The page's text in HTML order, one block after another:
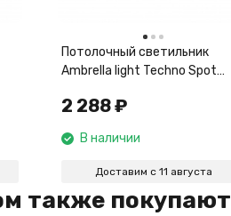
Потолочный светильник
Ambrella light Techno Spot
2 288₽
В наличии
Доставим с 11 августа
также покупают